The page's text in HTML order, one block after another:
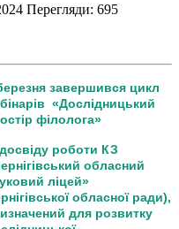
Перегляди: 695
завершився цикл
«Дослідницький
філолога»
роботи КЗ
обласний
ліцей»
обласної ради),
для розвитку